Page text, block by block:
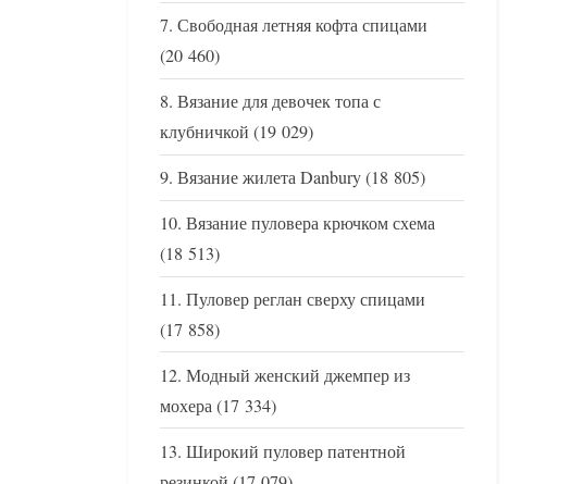
Свободная летняя кофта спицами
(20 460)
Вязание для девочек топа с
клубничкой (19 029)
Вязание жилета Danbury(18 805)
Вязание пуловера крючком схема
(18 513)
Пуловер реглан сверху спицами
(17 858)
Модный женский джемпер из
мохера(17 334)
Широкий пуловер патентной